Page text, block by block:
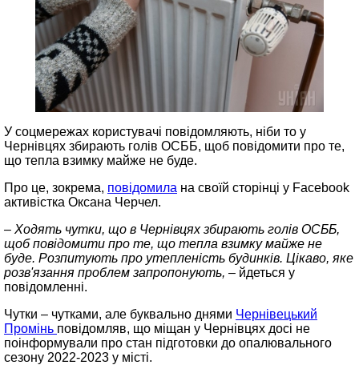
У соцмережах користувачі повідомляють, ніби то у
Чернівцях збирають голів ОСББ, щоб повідомити про те,
що тепла взимку майже не буде.
Про це, зокрема, повідомила на своїй сторінці у Facebook
активістка Оксана Черчел.
– Ходять чутки, що в Чернівцях збирають голів ОСББ,
щоб повідомити про те, що тепла взимку майже не
буде. Розпитують про утепленість будинків. Цікаво, яке
розв'язання проблем запропонують, – йдеться у
повідомленні.
Чутки – чутками, але буквально днями Чернівецький
Промінь повідомляв, що міщан у Чернівцях досі не
поінформували про стан підготовки до опалювального
сезону 2022-2023 у місті.